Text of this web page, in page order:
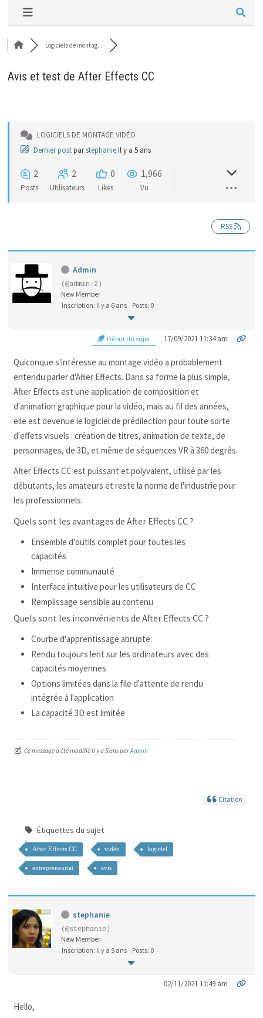
Logiciels de montag...
Avis et test de After Effects CC
LOGICIELS DE MONTAGE VIDÉO
Dernier postparstephanieIl y a 5 ans
2
Posts
2
Utilisateurs
0
Likes
1,966
Vu
RSS
Admin
(@admin-2)
New Member
Inscription: Il y a 6 ans
Posts: 0
Début du sujet 17/09/2021 11:34 am
Quiconque s'intéresse au montage vidéo a probablement
entendu parler d'After Effects. Dans sa forme la plus simple,
After Effects est une application de composition et
d'animation graphique pour la vidéo, mais au fil des années,
elle est devenue le logiciel de prédilection pour toute sorte
d'effets visuels : création de titres, animation de texte, de
personnages, de 3D, et même de séquences VR à 360 degrés.
After Effects CC est puissant et polyvalent, utilisé par les
débutants, les amateurs et reste la norme de l'industrie pour
les professionnels.
Quels sont les avantages de After Effects CC ?
Ensemble d'outils complet pour toutes les
capacités
Immense communauté
Interface intuitive pour les utilisateurs de CC
Remplissage sensible au contenu
Quels sont les inconvénients de After Effects CC ?
Courbe d'apprentissage abrupte
Rendu toujours lent sur les ordinateurs avec des
capacités moyennes
Options limitées dans la file d'attente de rendu
intégrée à l'application
La capacité 3D est limitée
Ce message a été modifié Il y a 5 ans parAdmin
Citation
Étiquettes du sujet
After Effects CC vidéo logiciel
entrepreneuriat avis
stephanie
(@stephanie)
New Member
Inscription: Il y a 5 ans
Posts: 0
02/11/2021 11:49 am
Hello,